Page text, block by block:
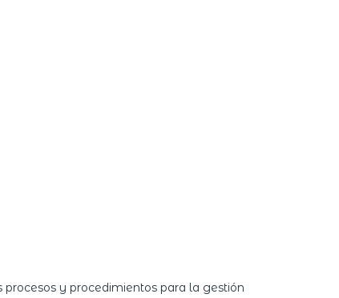
y procedimientos para la gestión